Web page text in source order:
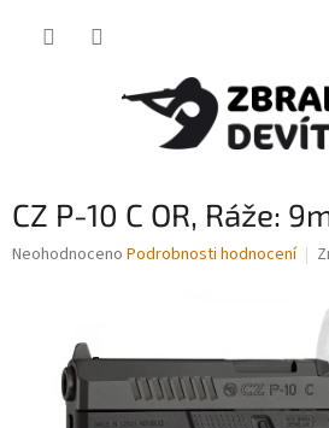
CZ P-10 C OR, Ráže:
Průměrné
hvězdiček.
Neohodnoceno Podrobnosti hodnocení